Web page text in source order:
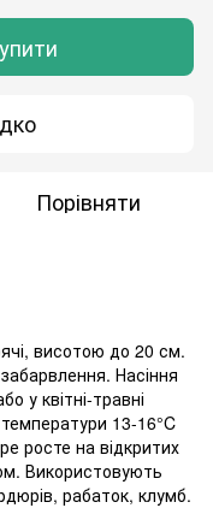
Порівняти
висотою до 20 см.
Насіння
у квітні-травні
13-16°C
росте на відкритих
Використовують
рабаток, клумб.